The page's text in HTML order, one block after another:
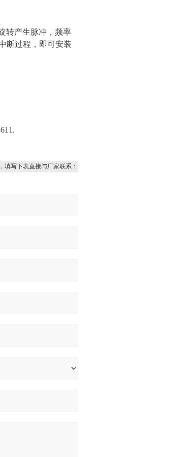
转产生脉冲，频率
断过程，即可安装
填写下表直接与厂家联系：